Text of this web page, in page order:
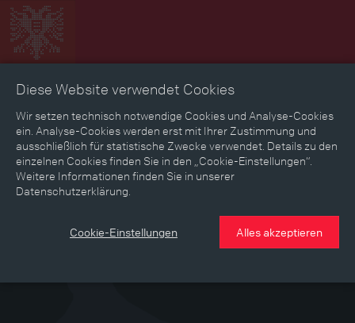
Zeitbild Zeitreise Landkarte Erinnerungen
Mediathek Textmodus
Diese Website verwendet Cookies
Wir setzen technisch notwendige Cookies und Analyse-Cookies
ein. Analyse-Cookies werden erst mit Ihrer Zustimmung und
ausschließlich für statistische Zwecke verwendet. Details zu den
einzelnen Cookies finden Sie in den „Cookie-Einstellungen“.
Weitere Informationen finden Sie in unserer
Datenschutzerklärung.
Cookie-Einstellungen Alles akzeptieren